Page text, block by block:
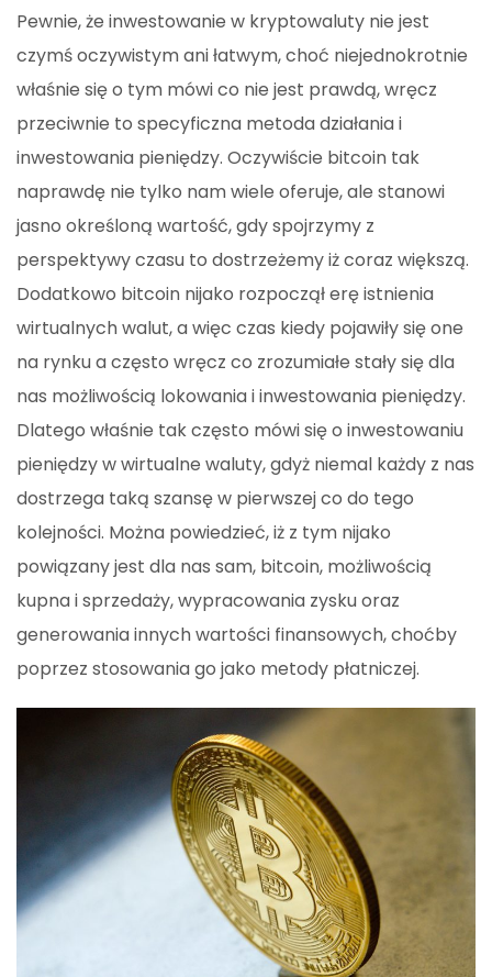
Pewnie, że inwestowanie w kryptowaluty nie jest
czymś oczywistym ani łatwym, choć niejednokrotnie
właśnie się o tym mówi co nie jest prawdą, wręcz
przeciwnie to specyficzna metoda działania i
inwestowania pieniędzy. Oczywiście bitcoin tak
naprawdę nie tylko nam wiele oferuje, ale stanowi
jasno określoną wartość, gdy spojrzymy z
perspektywy czasu to dostrzeżemy iż coraz większą.
Dodatkowo bitcoin nijako rozpoczął erę istnienia
wirtualnych walut, a więc czas kiedy pojawiły się one
na rynku a często wręcz co zrozumiałe stały się dla
nas możliwością lokowania i inwestowania pieniędzy.
Dlatego właśnie tak często mówi się o inwestowaniu
pieniędzy w wirtualne waluty, gdyż niemal każdy z nas
dostrzega taką szansę w pierwszej co do tego
kolejności. Można powiedzieć, iż z tym nijako
powiązany jest dla nas sam, bitcoin, możliwością
kupna i sprzedaży, wypracowania zysku oraz
generowania innych wartości finansowych, choćby
poprzez stosowania go jako metody płatniczej.